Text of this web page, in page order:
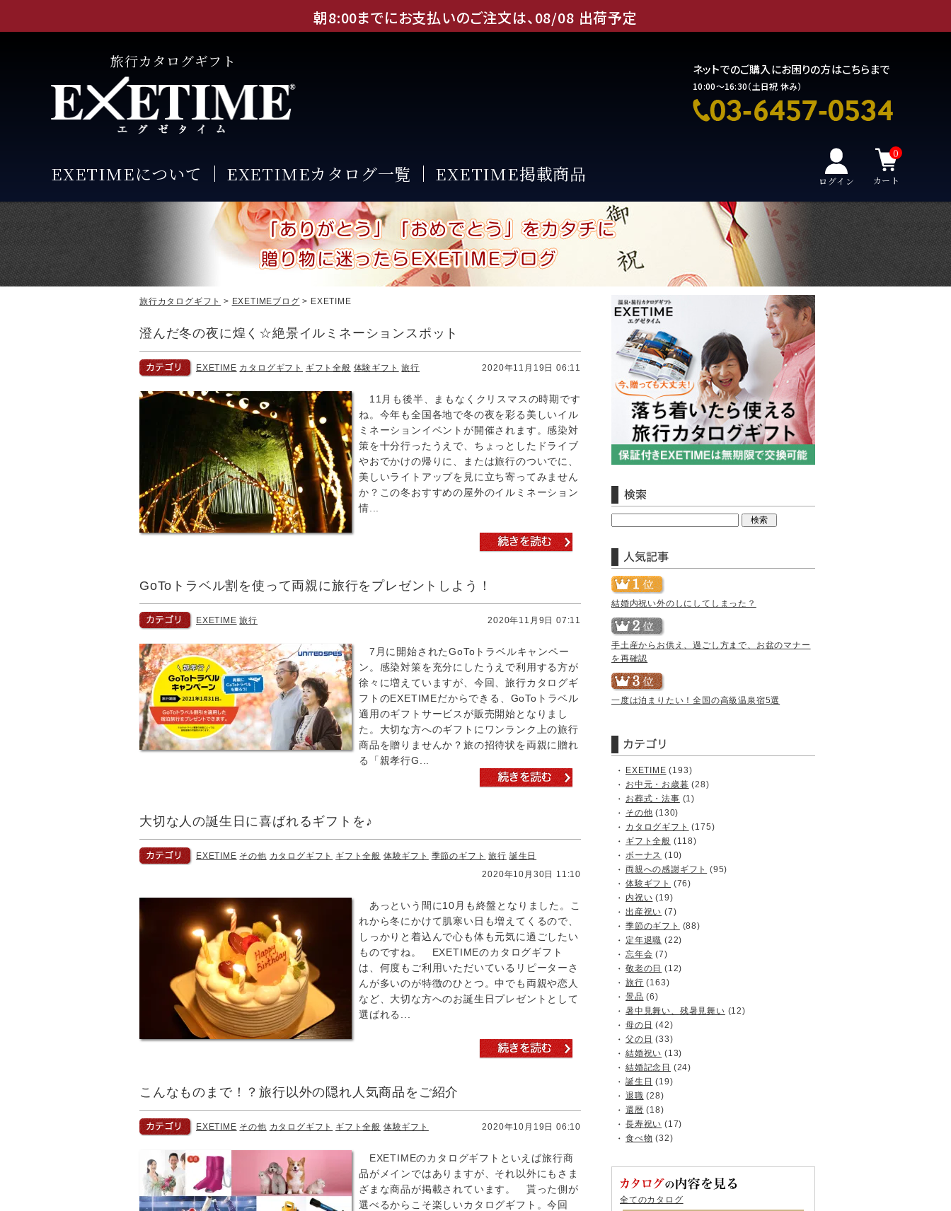
朝8:00までにお支払いのご注文は、08/08 出荷予定
ネットでのご購入にお困りの方はこちらまで
10:00～16:30（土日祝 休み）
旅行カタログギフト
EXETIMEについて EXETIMEカタログ一覧 EXETIME掲載商品 ログイン カート
0
旅行カタログギフト > EXETIMEブログ > EXETIME
澄んだ冬の夜に煌く☆絶景イルミネーションスポット
EXETIME カタログギフト ギフト全般 体験ギフト 旅行 2020年11月19日 06:11
11月も後半、まもなくクリスマスの時期です
ね。今年も全国各地で冬の夜を彩る美しいイル
ミネーションイベントが開催されます。感染対
策を十分行ったうえで、ちょっとしたドライブ
やおでかけの帰りに、または旅行のついでに、
美しいライトアップを見に立ち寄ってみません
か？この冬おすすめの屋外のイルミネーション
情...
GoToトラベル割を使って両親に旅行をプレゼントしよう！
EXETIME 旅行 2020年11月9日 07:11
7月に開始されたGoToトラベルキャンペー
ン。感染対策を充分にしたうえで利用する方が
徐々に増えていますが、今回、旅行カタログギ
フトのEXETIMEだからできる、GoToトラベル
適用のギフトサービスが販売開始となりまし
た。大切な方へのギフトにワンランク上の旅行
商品を贈りませんか？旅の招待状を両親に贈れ
る「親孝行G...
大切な人の誕生日に喜ばれるギフトを♪
EXETIME その他 カタログギフト ギフト全般 体験ギフト 季節のギフト 旅行 誕生日
2020年10月30日 11:10
あっという間に10月も終盤となりました。こ
れから冬にかけて肌寒い日も増えてくるので、
しっかりと着込んで心も体も元気に過ごしたい
ものですね。 EXETIMEのカタログギフト
は、何度もご利用いただいているリピーターさ
んが多いのが特徴のひとつ。中でも両親や恋人
など、大切な方へのお誕生日プレゼントとして
選ばれる...
こんなものまで！？旅行以外の隠れ人気商品をご紹介
EXETIME その他 カタログギフト ギフト全般 体験ギフト 2020年10月19日 06:10
EXETIMEのカタログギフトといえば旅行商
品がメインではありますが、それ以外にもさま
ざまな商品が掲載されています。 貰った側が
選べるからこそ楽しいカタログギフト。今回
結婚内祝い外のしにしてしまった？
手土産からお供え、過ごし方まで、お盆のマナー
を再確認
一度は泊まりたい！全国の高級温泉宿5選
EXETIME (193)
お中元・お歳暮 (28)
お葬式・法事 (1)
その他 (130)
カタログギフト (175)
ギフト全般 (118)
ボーナス (10)
両親への感謝ギフト (95)
体験ギフト (76)
内祝い (19)
出産祝い (7)
季節のギフト (88)
定年退職 (22)
忘年会 (7)
敬老の日 (12)
旅行 (163)
景品 (6)
暑中見舞い、残暑見舞い (12)
母の日 (42)
父の日 (33)
結婚祝い (13)
結婚記念日 (24)
誕生日 (19)
退職 (28)
還暦 (18)
長寿祝い (17)
食べ物 (32)
全てのカタログ